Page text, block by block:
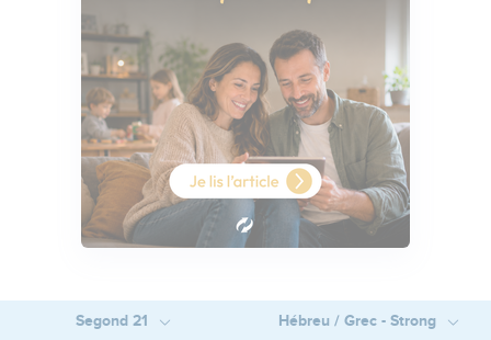
Segond 21 Hébreu / Grec - Strong